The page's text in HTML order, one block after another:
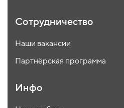
Сотрудничество
Наши вакансии
Партнёрская программа
Инфо